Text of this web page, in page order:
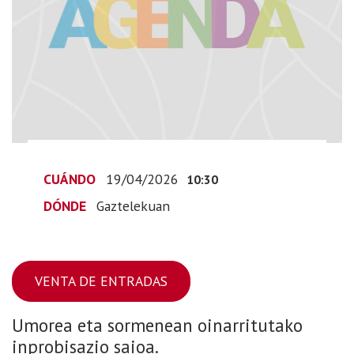
19T12:30:00+02:00
CUÁNDO 19/04/2026 10:30
DÓNDE Gaztelekuan
VENTA DE ENTRADAS
Umorea eta sormenean oinarritutako
inprobisazio saioa.